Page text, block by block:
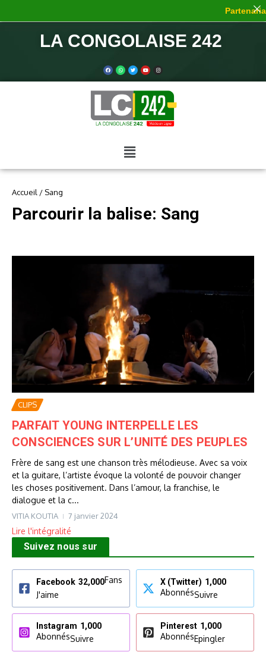
LA CONGOLAISE 242
Accueil / Sang
Parcourir la balise: Sang
CLIPS
PARFAIT YOUNG INTERPELLE LES
CONSCIENCES SUR L’UNITÉ DES PEUPLES
Frère de sang est une chanson très mélodieuse. Avec sa voix
et la guitare, l’artiste évoque la volonté de pouvoir changer
les choses positivement. Dans l’amour, la franchise, le
dialogue et la c...
VITIA KOUTIA 7 janvier 2024
Lire l'intégralité
Suivez nous sur
Facebook 32,000Fans
J'aime
X (Twitter) 1,000
AbonnésSuivre
Instagram 1,000
AbonnésSuivre
Pinterest 1,000
AbonnésEpingler